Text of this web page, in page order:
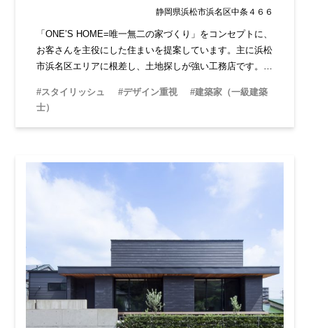
静岡県浜松市浜名区中条４６６
「ONE’S HOME=唯一無二の家づくり」をコンセプトに、
お客さんを主役にした住まいを提案しています。主に浜松
市浜名区エリアに根差し、土地探しが強い工務店です。建
るまで伴走してくれる心強さがあります。
#スタイリッシュ #デザイン重視
#建築家（一級建築
士）